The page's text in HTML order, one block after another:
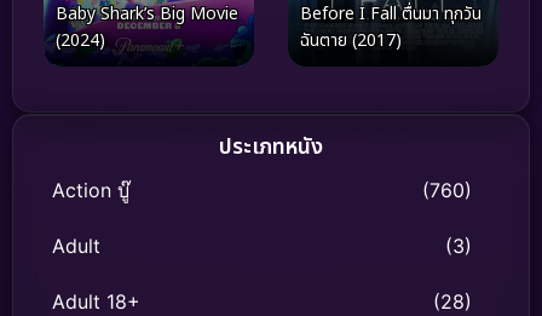
Baby Shark’s Big Movie
(2024)
Before I Fall ตื่นมา ทุกวัน
ฉันตาย (2017)
ประเภทหนัง
Action บู๊ (760)
Adult (3)
Adult 18+ (28)